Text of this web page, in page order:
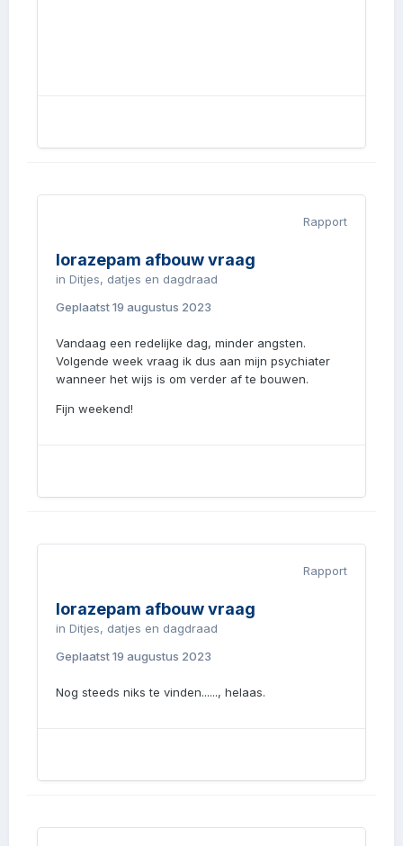
Rapport
lorazepam afbouw vraag
in Ditjes, datjes en dagdraad
Geplaatst19 augustus 2023
Vandaag een redelijke dag, minder angsten.
Volgende week vraag ik dus aan mijn psychiater
wanneer het wijs is om verder af te bouwen.
Fijn weekend!
Rapport
lorazepam afbouw vraag
in Ditjes, datjes en dagdraad
Geplaatst19 augustus 2023
Nog steeds niks te vinden......, helaas.